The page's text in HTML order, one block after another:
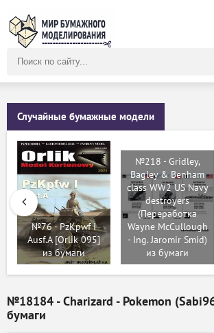
сайту
Случайные бумажные модели
№76 - PzKpwf I
Ausf.A [Orlik 095]
из бумаги
№218 - Gridley,
Bagley & Benham
class WW2 US Navy
destroyers
(Переработка
Wayne McCullough
- Ing. Jaromir Smid)
из бумаги
№18184 - Charizard - Pokemon
бумаги